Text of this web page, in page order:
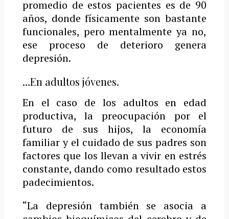
promedio de estos pacientes es de 90
años, donde físicamente son bastante
funcionales, pero mentalmente ya no,
ese proceso de deterioro genera
depresión.
…En adultos jóvenes.
En el caso de los adultos en edad
productiva, la preocupación por el
futuro de sus hijos, la economía
familiar y el cuidado de sus padres son
factores que los llevan a vivir en estrés
constante, dando como resultado estos
padecimientos.
“La depresión también se asocia a